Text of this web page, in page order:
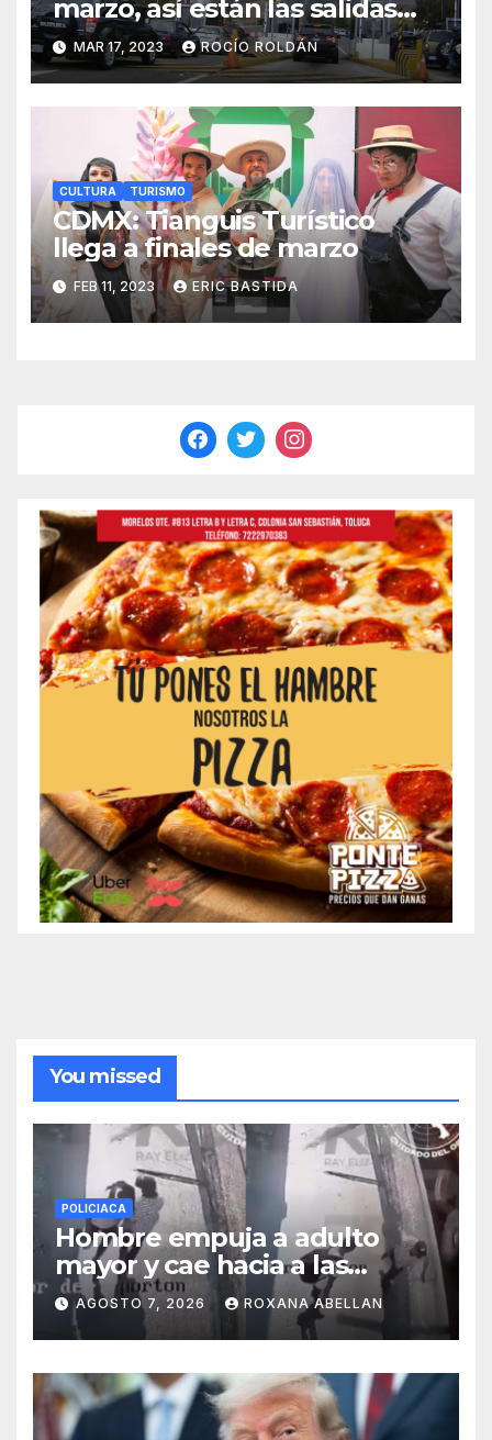
marzo, así están las salidas
carreteras
MAR 17, 2023 ROCÍO ROLDÁN
CULTURA TURISMO
CDMX: Tianguis Turístico
llega a finales de marzo
FEB 11, 2023 ERIC BASTIDA
You missed
POLICIACA
Hombre empuja a adulto
mayor y cae hacia a las
ruedas de tráiler en
Monterrey
AGOSTO 7, 2026 ROXANA ABELLAN